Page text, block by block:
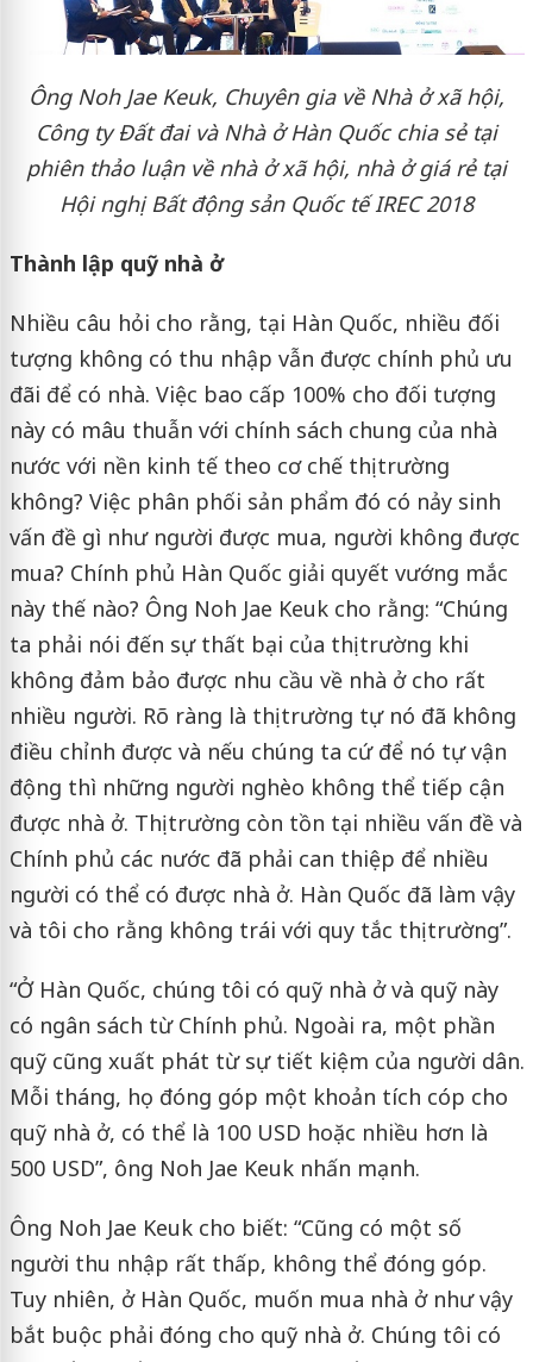
Ông Noh Jae Keuk, Chuyên gia về Nhà ở xã hội,
Công ty Đất đai và Nhà ở Hàn Quốc chia sẻ tại
phiên thảo luận về nhà ở xã hội, nhà ở giá rẻ tại
Hội nghị Bất động sản Quốc tế IREC 2018
Thành lập quỹ nhà ở
Nhiều câu hỏi cho rằng, tại Hàn Quốc, nhiều đối
tượng không có thu nhập vẫn được chính phủ ưu
đãi để có nhà. Việc bao cấp 100% cho đối tượng
này có mâu thuẫn với chính sách chung của nhà
nước với nền kinh tế theo cơ chế thị trường
không? Việc phân phối sản phẩm đó có nảy sinh
vấn đề gì như người được mua, người không được
mua? Chính phủ Hàn Quốc giải quyết vướng mắc
này thế nào? Ông Noh Jae Keuk cho rằng: “Chúng
ta phải nói đến sự thất bại của thị trường khi
không đảm bảo được nhu cầu về nhà ở cho rất
nhiều người. Rõ ràng là thị trường tự nó đã không
điều chỉnh được và nếu chúng ta cứ để nó tự vận
động thì những người nghèo không thể tiếp cận
được nhà ở. Thị trường còn tồn tại nhiều vấn đề và
Chính phủ các nước đã phải can thiệp để nhiều
người có thể có được nhà ở. Hàn Quốc đã làm vậy
và tôi cho rằng không trái với quy tắc thị trường”.
“Ở Hàn Quốc, chúng tôi có quỹ nhà ở và quỹ này
có ngân sách từ Chính phủ. Ngoài ra, một phần
quỹ cũng xuất phát từ sự tiết kiệm của người dân.
Mỗi tháng, họ đóng góp một khoản tích cóp cho
quỹ nhà ở, có thể là 100 USD hoặc nhiều hơn là
500 USD”, ông Noh Jae Keuk nhấn mạnh.
Ông Noh Jae Keuk cho biết: “Cũng có một số
người thu nhập rất thấp, không thể đóng góp.
Tuy nhiên, ở Hàn Quốc, muốn mua nhà ở như vậy
bắt buộc phải đóng cho quỹ nhà ở. Chúng tôi có